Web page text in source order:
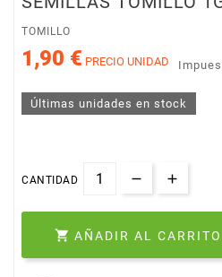
TOMILLO
1,90 € PRECIO UNIDAD
Últimas unidades en stock
CANTIDAD
 AÑADIR AL CARRITO